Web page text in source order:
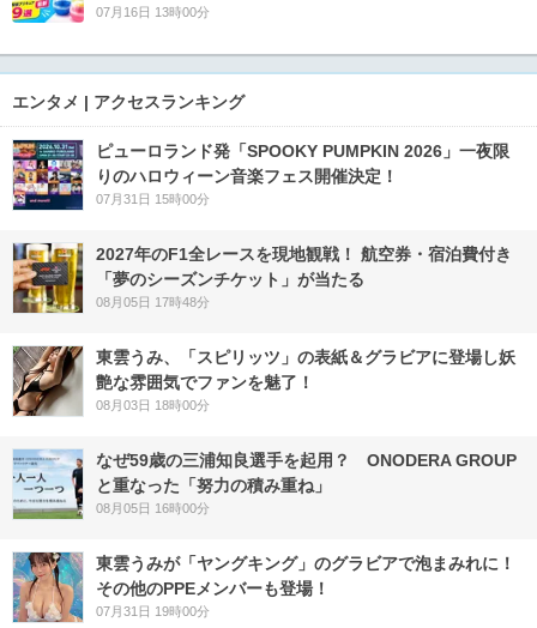
07月16日 13時00分
エンタメ | アクセスランキング
ピューロランド発「SPOOKY PUMPKIN 2026」一夜限
りのハロウィーン音楽フェス開催決定！
07月31日 15時00分
2027年のF1全レースを現地観戦！ 航空券・宿泊費付き
「夢のシーズンチケット」が当たる
08月05日 17時48分
東雲うみ、「スピリッツ」の表紙＆グラビアに登場し妖
艶な雰囲気でファンを魅了！
08月03日 18時00分
なぜ59歳の三浦知良選手を起用？ ONODERA GROUP
と重なった「努力の積み重ね」
08月05日 16時00分
東雲うみが「ヤングキング」のグラビアで泡まみれに！
その他のPPEメンバーも登場！
07月31日 19時00分